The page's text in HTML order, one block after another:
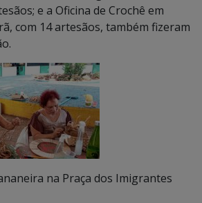
e a Oficina de Crochê em
com 14 artesãos, também fizeram
na Praça dos Imigrantes